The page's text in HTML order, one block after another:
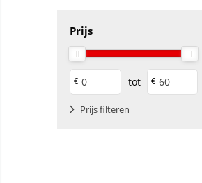
Prijs
€ tot €
Prijs filteren